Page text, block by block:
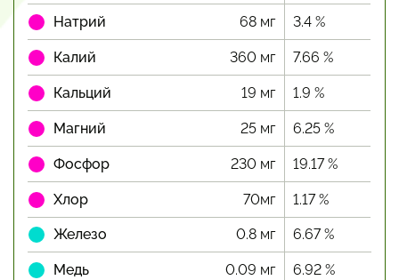
Натрий 68 мг 3.4 %
Калий 360 мг 7.66 %
Кальций 19 мг 1.9 %
Магний 25 мг 6.25 %
Фосфор 230 мг 19.17 %
Хлор 70мг 1.17 %
Железо 0.8 мг 6.67 %
Медь 0.09 мг 6.92 %